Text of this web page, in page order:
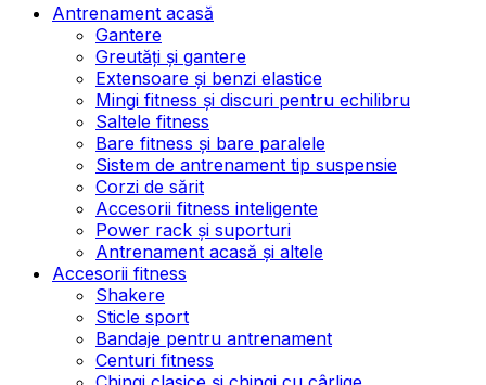
Antrenament acasă
Gantere
Greutăți și gantere
Extensoare și benzi elastice
Mingi fitness și discuri pentru echilibru
Saltele fitness
Bare fitness și bare paralele
Sistem de antrenament tip suspensie
Corzi de sărit
Accesorii fitness inteligente
Power rack și suporturi
Antrenament acasă și altele
Accesorii fitness
Shakere
Sticle sport
Bandaje pentru antrenament
Centuri fitness